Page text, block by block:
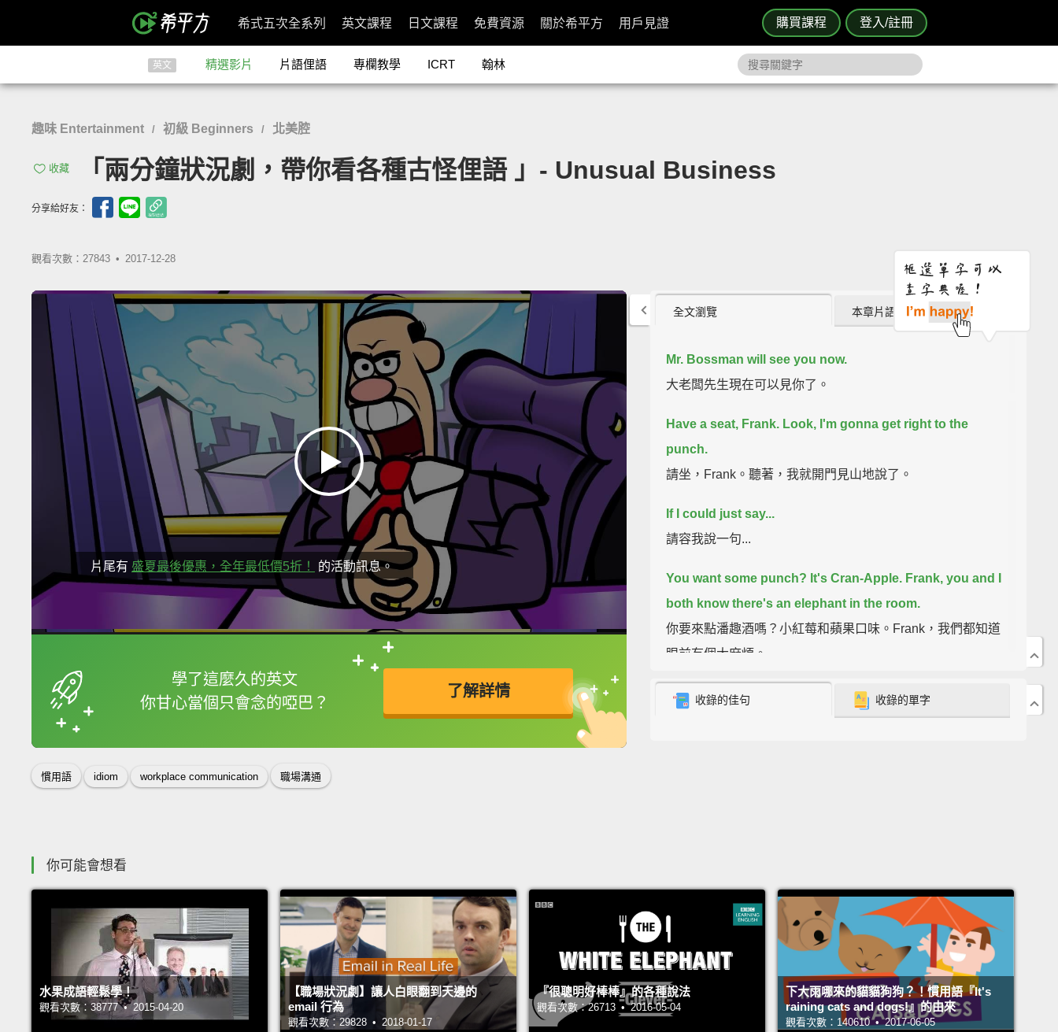
購買課程 登入/註冊
希式五次全系列 英文課程 日文課程 免費資源 關於希平方 用戶見證
英文 精選影片 片語俚語 專欄教學 ICRT 翰林
趣味 Entertainment / 初級 Beginners / 北美腔
收藏 「兩分鐘狀況劇，帶你看各種古怪俚語 」- Unusual Business
分享給好友：
觀看次數：27843 • 2017-12-28
片尾有 盛夏最後優惠，全年最低價5折！ 的活動訊息。
學了這麼久的英文
你甘心當個只會念的啞巴？
了解詳情
框選或點兩下字幕可以直接查字典喔！
英
慣用語 idiom workplace communication 職場溝通
全文瀏覽 本章片語 (11)
Mr. Bossman will see you now.
大老闆先生現在可以見你了。
Have a seat, Frank. Look, I'm gonna get right to the
punch.
請坐，Frank。聽著，我就開門見山地說了。
If I could just say...
請容我說一句...
You want some punch? It's Cran-Apple. Frank, you and I
both know there's an elephant in the room.
你要來點潘趣酒嗎？小紅莓和蘋果口味。Frank，我們都知道
眼前有個大麻煩。
Oh...is this private?
噢...這不對外公開啊？真對不起。
喔，對啦。
What?!
收錄的佳句 收錄的單字
你可能會想看
水果成語輕鬆學！
觀看次數：38777 • 2015-04-20
【職場狀況劇】讓人白眼翻到天邊的
email 行為
觀看次數：29828 • 2018-01-17
『很聰明好棒棒』的各種說法
觀看次數：26713 • 2016-05-04
下大雨哪來的貓貓狗狗？！慣用語『It's
raining cats and dogs!』的由來
觀看次數：140610 • 2017-06-05